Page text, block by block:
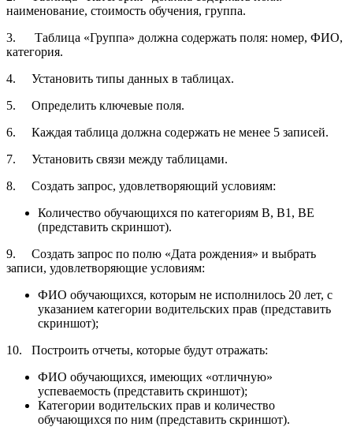
наименование, стоимость обучения, группа.
3.
Таблица «Группа» должна содержать поля: номер, ФИО,
категория.
4.
Установить типы данных в таблицах.
5.
Определить ключевые поля.
6.
Каждая таблица должна содержать не менее 5 записей.
7.
Установить связи между таблицами.
8.
Создать запрос, удовлетворяющий условиям:
Количество обучающихся по категориям B, B1, BE
(представить скриншот).
9.
Создать запрос по полю «Дата рождения» и выбрать
записи, удовлетворяющие условиям:
ФИО обучающихся, которым не исполнилось 20 лет, с
указанием категории водительских прав (представить
скриншот);
10.
Построить отчеты, которые будут отражать:
ФИО обучающихся, имеющих «отличную»
успеваемость (представить скриншот);
Категории водительских прав и количество
обучающихся по ним (представить скриншот).